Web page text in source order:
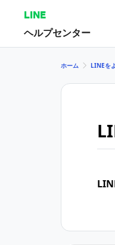
LINE
ヘルプセンター
ホーム LINEを